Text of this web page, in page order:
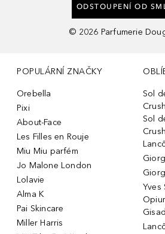
ODSTOUPENÍ OD
© 2026 Parfumerie
POPULÁRNÍ ZNAČKY
Orebella
Pixi
About-Face
Les Filles en Rouje
Miu Miu parfém
Jo Malone London
Lolavie
Alma K
Pai Skincare
Miller Harris
Sol
Sol
Yves